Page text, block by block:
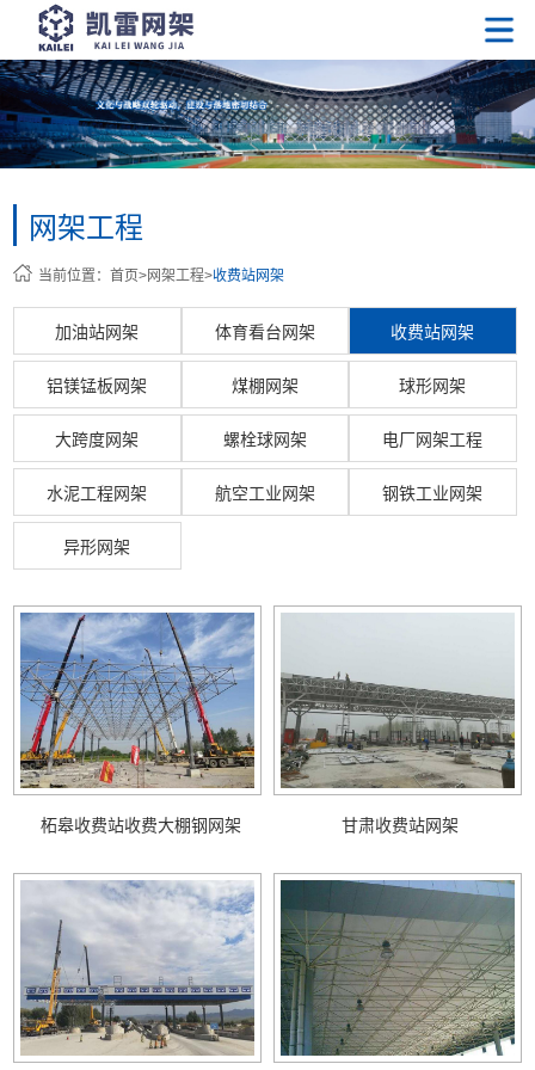
网架工程
当前位置：首页>网架工程>收费站网架
加油站网架 体育看台网架 收费站网架
铝镁锰板网架 煤棚网架 球形网架
大跨度网架 螺栓球网架 电厂网架工程
水泥工程网架 航空工业网架 钢铁工业网架
异形网架
柘皋收费站收费大棚钢网架 甘肃收费站网架